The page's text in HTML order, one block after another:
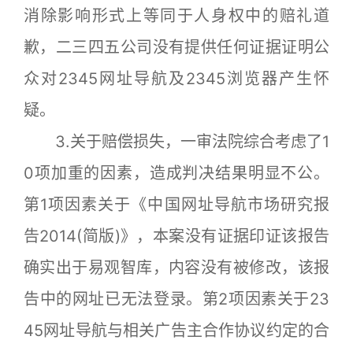
消除影响形式上等同于人身权中的赔礼道
歉，二三四五公司没有提供任何证据证明公
众对2345网址导航及2345浏览器产生怀
疑。
3.关于赔偿损失，一审法院综合考虑了1
0项加重的因素，造成判决结果明显不公。
第1项因素关于《中国网址导航市场研究报
告2014(简版)》，本案没有证据印证该报告
确实出于易观智库，内容没有被修改，该报
告中的网址已无法登录。第2项因素关于23
45网址导航与相关广告主合作协议约定的合